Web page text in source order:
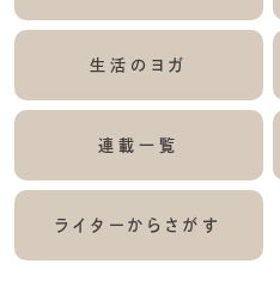
生活のヨガ
連載一覧
ライターからさがす